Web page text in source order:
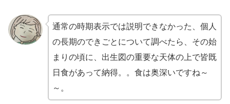
通常の時期表示では説明できなかった、個人
の長期のできごとについて調べたら、その始
まりの頃に、出生図の重要な天体の上で皆既
日食があって納得。。食は奥深いですね～
～。